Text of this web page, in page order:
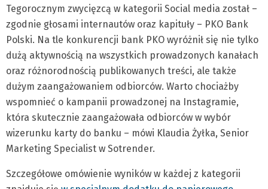
Tegorocznym zwycięzcą w kategorii Social media został –
zgodnie głosami internautów oraz kapituły – PKO Bank
Polski. Na tle konkurencji bank PKO wyróżnił się nie tylko
dużą aktywnością na wszystkich prowadzonych kanałach
oraz różnorodnością publikowanych treści, ale także
dużym zaangażowaniem odbiorców. Warto chociażby
wspomnieć o kampanii prowadzonej na Instagramie,
która skutecznie zaangażowała odbiorców w wybór
wizerunku karty do banku – mówi Klaudia Żyłka, Senior
Marketing Specialist w Sotrender.
Szczegółowe omówienie wyników w każdej z kategorii